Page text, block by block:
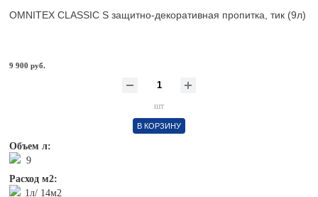
OMNITEX CLASSIC S защитно-декоративная пропитка, тик (9л)
9 900 руб.
шт
В КОРЗИНУ
Объем л:
9
Расход м2:
1л/ 14м2